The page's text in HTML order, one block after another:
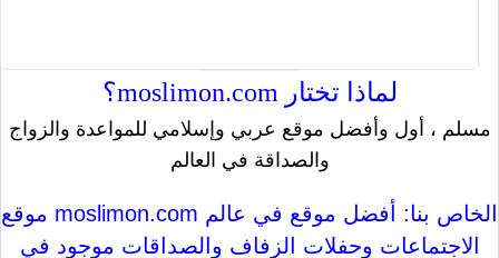
لماذا تختار moslimon.com؟
مسلم ، أول وأفضل موقع عربي وإسلامي للمواعدة والزواج
والصداقة في العالم
موقع moslimon.com الخاص بنا: أفضل موقع في عالم
الاجتماعات وحفلات الزفاف والصداقات موجود في